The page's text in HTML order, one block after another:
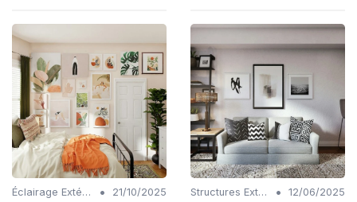
Éclairage Extérieur • 21/10/2025 Structures Extérieures (Pergolas, Fontaines) • 12/06/2025